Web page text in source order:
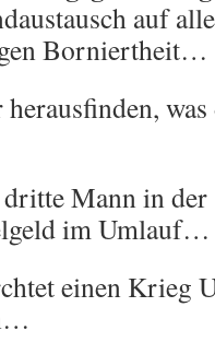
auf
Borniertheit…
was
dritte Mann in
im Umlauf…
einen Krieg